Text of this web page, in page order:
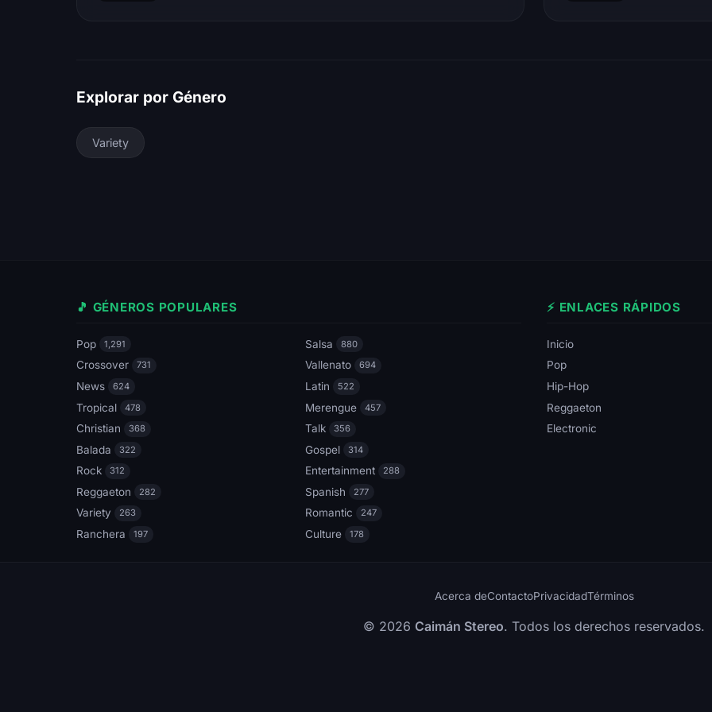
Explorar por Género
Variety
🎵 GÉNEROS POPULARES
Pop 1,291 Salsa 880
Crossover 731 Vallenato 694
News 624 Latin 522
Tropical 478 Merengue 457
Christian 368 Talk 356
Balada 322 Gospel 314
Rock 312 Entertainment 288
Reggaeton 282 Spanish 277
Variety 263 Romantic 247
Ranchera 197 Culture 178
⚡ ENLACES RÁPIDOS
Inicio
Pop
Hip-Hop
Reggaeton
Electronic
Acerca deContactoPrivacidadTérminos
© 2026 Caimán Stereo. Todos los derechos reservados.